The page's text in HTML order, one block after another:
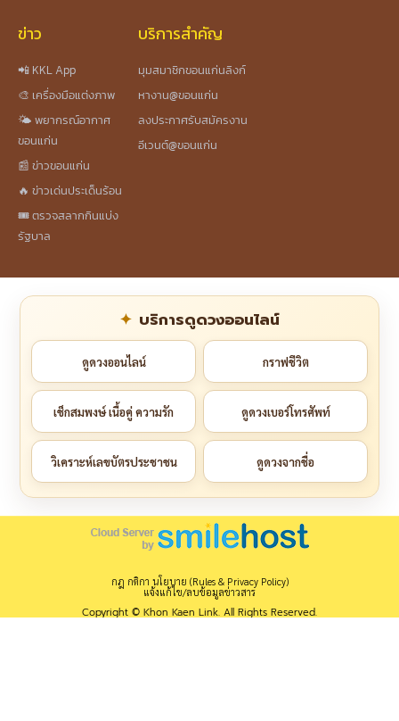
ข่าว
📲 KKL App
🎨 เครื่องมือแต่งภาพ
🌤️ พยากรณ์อากาศ
ขอนแก่น
📰 ข่าวขอนแก่น
🔥 ข่าวเด่นประเด็นร้อน
🎟️ ตรวจสลากกินแบ่ง
รัฐบาล
บริการสำคัญ
มุมสมาชิกขอนแก่นลิงก์
หางาน@ขอนแก่น
ลงประกาศรับสมัครงาน
อีเวนต์@ขอนแก่น
บริการดูดวงออนไลน์
ดูดวงออนไลน์ กราฟชีวิต
เช็กสมพงษ์ เนื้อคู่ ความรัก ดูดวงเบอร์โทรศัพท์
วิเคราะห์เลขบัตรประชาชน ดูดวงจากชื่อ
กฎ กติกา นโยบาย (Rules & Privacy Policy)
แจ้งแก้ไข/ลบข้อมูลข่าวสาร
Copyright © Khon Kaen Link. All Rights Reserved.